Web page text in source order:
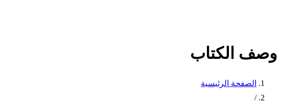
وصف الكتاب
الصفحة الرئيسية
/